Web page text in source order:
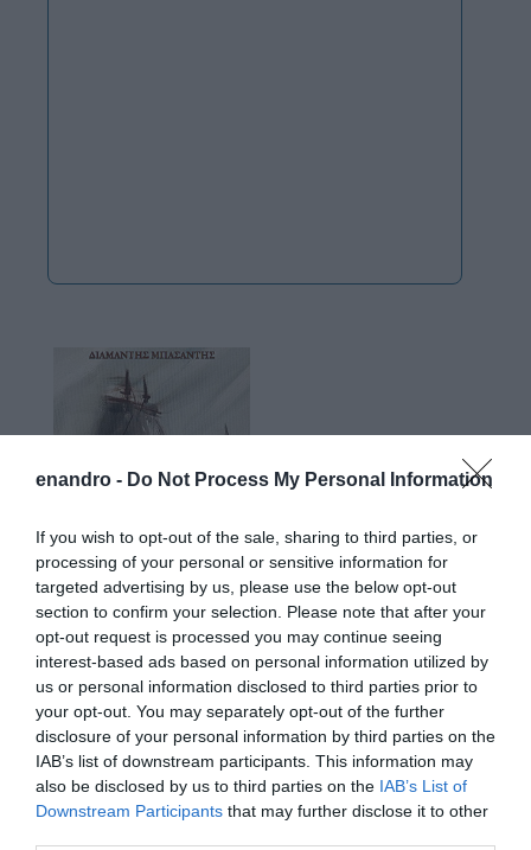
enandro - Do Not Process My Personal Information
If you wish to opt-out of the sale, sharing to third parties, or
processing of your personal or sensitive information for
targeted advertising by us, please use the below opt-out
section to confirm your selection. Please note that after your
opt-out request is processed you may continue seeing
interest-based ads based on personal information utilized by
us or personal information disclosed to third parties prior to
your opt-out. You may separately opt-out of the further
disclosure of your personal information by third parties on the
IAB’s list of downstream participants. This information may
also be disclosed by us to third parties on the IAB’s List of
Downstream Participants that may further disclose it to other